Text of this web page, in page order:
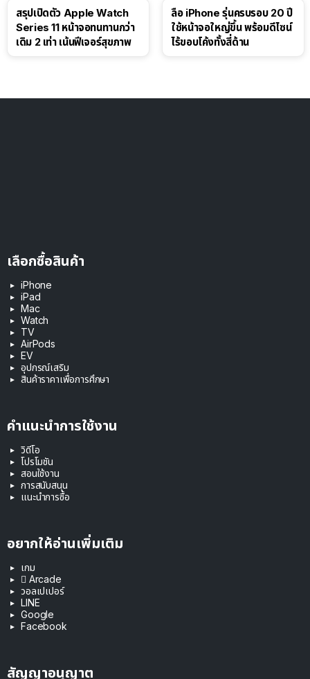
สรุปเปิดตัว Apple Watch
Series 11 หน้าจอทนทานกว่า
เดิม 2 เท่า เน้นฟีเจอร์สุขภาพ
ลือ iPhone รุ่นครบรอบ 20 ปี
ใช้หน้าจอใหญ่ขึ้น พร้อมดีไซน์
ไร้ขอบโค้งทั้งสี่ด้าน
เลือกซื้อสินค้า
iPhone
iPad
Mac
Watch
TV
AirPods
EV
อุปกรณ์เสริม
สินค้าราคาเพื่อการศึกษา
คำแนะนำการใช้งาน
วิดีโอ
โปรโมชัน
สอนใช้งาน
การสนับสนุน
แนะนำการซื้อ
อยากให้อ่านเพิ่มเติม
เกม
 Arcade
วอลเปเปอร์
LINE
Google
Facebook
สัญญาอนุญาต